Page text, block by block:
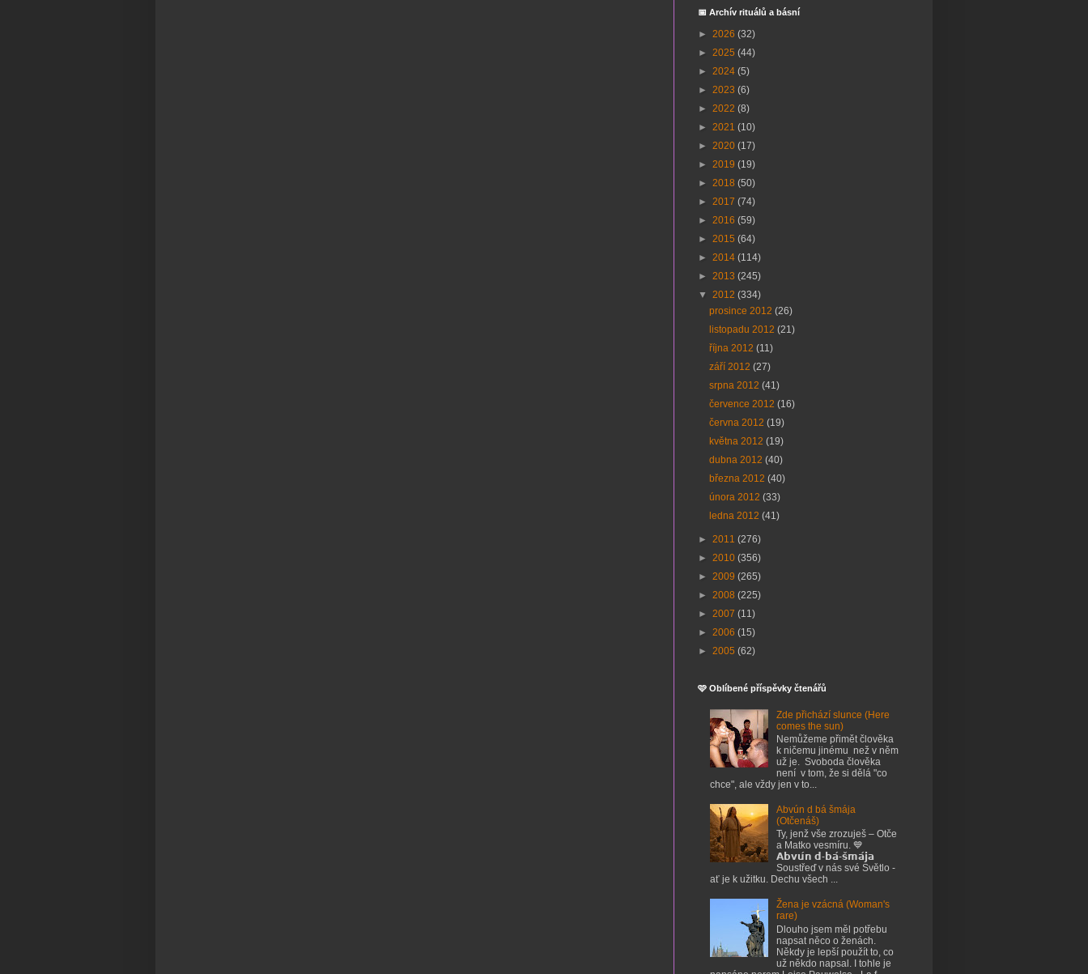
📅 Archív rituálů a básní
► 2026 (32)
► 2025 (44)
► 2024 (5)
► 2023 (6)
► 2022 (8)
► 2021 (10)
► 2020 (17)
► 2019 (19)
► 2018 (50)
► 2017 (74)
► 2016 (59)
► 2015 (64)
► 2014 (114)
► 2013 (245)
▼ 2012 (334)
prosince 2012(26)
listopadu 2012(21)
října 2012(11)
září 2012(27)
srpna 2012(41)
července 2012(16)
června 2012(19)
května 2012(19)
dubna 2012(40)
března 2012(40)
února 2012(33)
ledna 2012(41)
► 2011 (276)
► 2010 (356)
► 2009 (265)
► 2008 (225)
► 2007 (11)
► 2006 (15)
► 2005 (62)
🩷 Oblíbené příspěvky čtenářů
Zde přichází slunce (Here
comes the sun)
Nemůžeme přimět člověka
k ničemu jinému než v něm
už je. Svoboda člověka
není v tom, že si dělá "co
chce", ale vždy jen v to...
Abvún d bá šmája
(Otčenáš)
Ty, jenž vše zrozuješ – Otče
a Matko vesmíru. 💙
𝗔𝗯𝘃𝘂́𝗻 𝗱-𝗯𝗮́-𝘀̌𝗺𝗮́𝗷𝗮
Soustřeď v nás své Světlo -
ať je k užitku. Dechu všech ...
Žena je vzácná (Woman's
rare)
Dlouho jsem měl potřebu
napsat něco o ženách.
Někdy je lepší použít to, co
už někdo napsal. I tohle je